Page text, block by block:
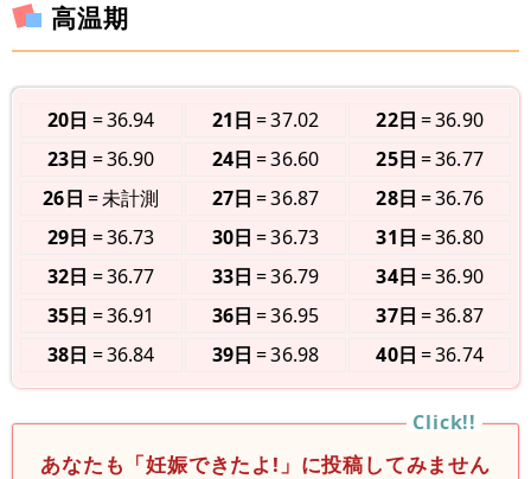
高温期
20日 36.94 21日 37.02 22日
36.90
23日
36.90 24日 36.60 25日
36.77
26日
未計測 27日 36.87 28日
36.76
29日
36.73 30日 36.73 31日
36.80
32日
36.77 33日 36.79 34日
36.90
35日
36.91 36日 36.95 37日
36.87
38日
36.84 39日 36.98 40日 36.74
あなたも「妊娠できたよ!」に投稿してみません